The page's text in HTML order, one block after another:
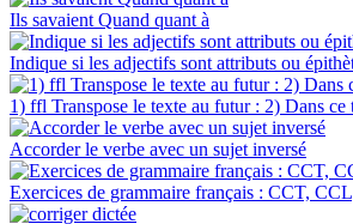
Ils savaient Quand quant à
Indique si les adjectifs sont attributs ou
1) ffl Transpose le texte au futur : 2) Dans ce
Accorder le verbe avec un sujet inversé
Exercices de grammaire français : CCT,